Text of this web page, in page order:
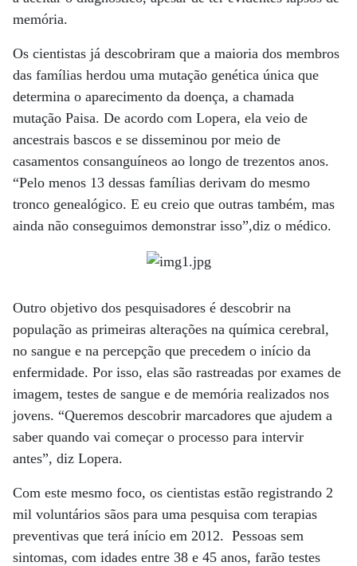
memória.
Os cientistas já descobriram que a maioria dos membros
das famílias herdou uma mutação genética única que
determina o aparecimento da doença, a chamada
mutação Paisa. De acordo com Lopera, ela veio de
ancestrais bascos e se disseminou por meio de
casamentos consanguíneos ao longo de trezentos anos.
“Pelo menos 13 dessas famílias derivam do mesmo
tronco genealógico. E eu creio que outras também, mas
ainda não conseguimos demonstrar isso”,diz o médico.
Outro objetivo dos pesquisadores é descobrir na
população as primeiras alterações na química cerebral,
no sangue e na percepção que precedem o início da
enfermidade. Por isso, elas são rastreadas por exames de
imagem, testes de sangue e de memória realizados nos
jovens. “Queremos descobrir marcadores que ajudem a
saber quando vai começar o processo para intervir
antes”, diz Lopera.
Com este mesmo foco, os cientistas estão registrando 2
mil voluntários sãos para uma pesquisa com terapias
preventivas que terá início em 2012. Pessoas sem
sintomas, com idades entre 38 e 45 anos, farão testes